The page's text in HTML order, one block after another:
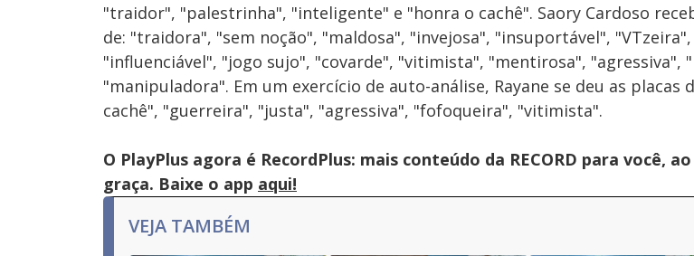
"traidor", "palestrinha", "inteligente" e "honra o cachê". Saory Cardoso
de: "traidora", "sem noção", "maldosa", "invejosa", "insuportável", "VTzeira",
"influenciável", "jogo sujo", "covarde", "vitimista", "mentirosa", "agressiva",
"manipuladora". Em um exercício de auto-análise, Rayane se deu as placas
cachê", "guerreira", "justa", "agressiva", "fofoqueira", "vitimista".
O PlayPlus agora é RecordPlus: mais conteúdo da RECORD para você,
graça. Baixe o app aqui!
VEJA TAMBÉM